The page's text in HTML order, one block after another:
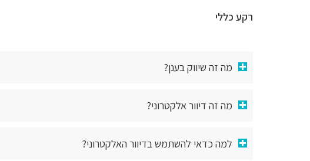
רקע כללי
מה זה שיווק בענן?
מה זה דיוור אלקטרוני?
למה כדאי להשתמש בדיוור האלקטרוני?